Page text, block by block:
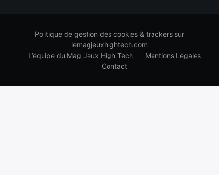
Politique de gestion des cookies & trackers sur
lemagjeuxhightech.com
L’équipe du Mag Jeux High Tech
Mentions Légales
Contact